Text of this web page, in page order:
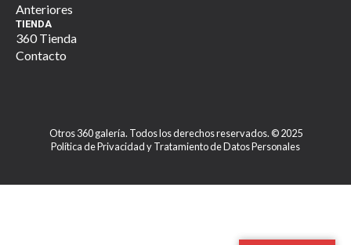
Anteriores
TIENDA
360 Tienda
Contacto
Otros 360 galería. Todos los derechos reservados. © 2025
Política de Privacidad y Tratamiento de Datos Personales